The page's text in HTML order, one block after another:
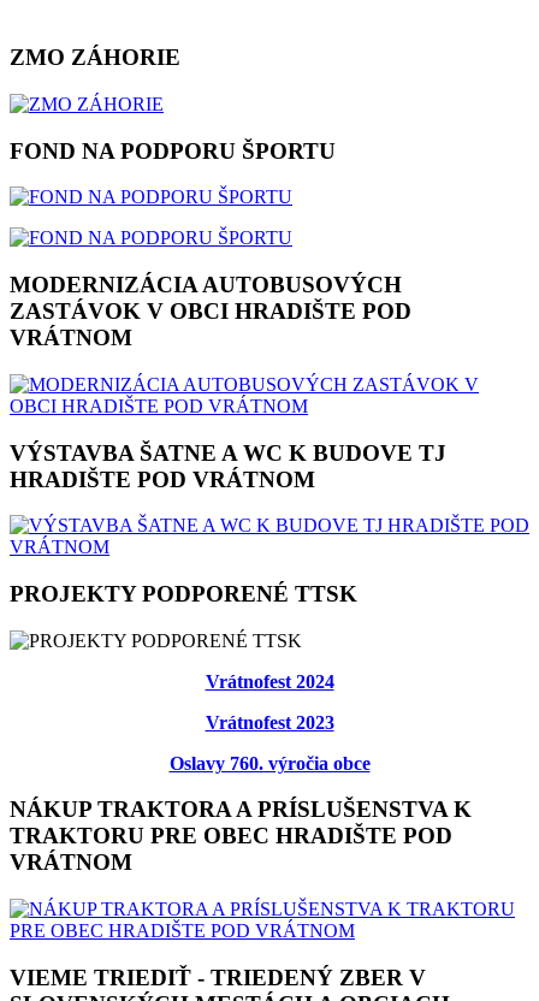
ZMO ZÁHORIE
FOND NA PODPORU ŠPORTU
MODERNIZÁCIA AUTOBUSOVÝCH
ZASTÁVOK V OBCI HRADIŠTE POD
VRÁTNOM
VÝSTAVBA ŠATNE A WC K BUDOVE TJ
HRADIŠTE POD VRÁTNOM
PROJEKTY PODPORENÉ TTSK
Vrátnofest 2024
Vrátnofest 2023
Oslavy 760. výročia obce
NÁKUP TRAKTORA A PRÍSLUŠENSTVA K
TRAKTORU PRE OBEC HRADIŠTE POD
VRÁTNOM
VIEME TRIEDIŤ - TRIEDENÝ ZBER V